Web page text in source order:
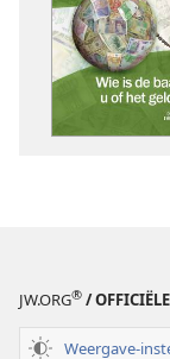
JW.ORG® /
Weergave-